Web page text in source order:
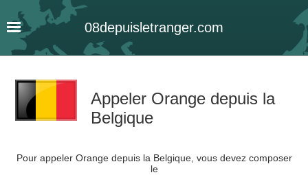
08depuisletranger.com
Appeler Orange depuis la
Belgique
Pour appeler Orange depuis la Belgique, vous devez composer
le